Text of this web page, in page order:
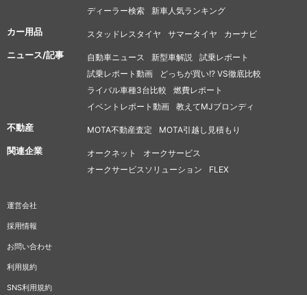
ディーラー検索
新車人気ランキング
カー用品 スタッドレスタイヤ サマータイヤ カーナビ
ニュース/記事 自動車ニュース 新型車解説
試乗レポート
試乗レポート動画
どっちが買い!? VS徹底比較
ライバル車種3台比較
燃費レポート
イベントレポート動画
教えてMJブロンディ
不動産 MOTA不動産査定 MOTA引越し見積もり
関連企業 オークネット
オークサービス
オークサービスソリューション
FLEX
運営会社
採用情報
お問い合わせ
利用規約
SNS利用規約